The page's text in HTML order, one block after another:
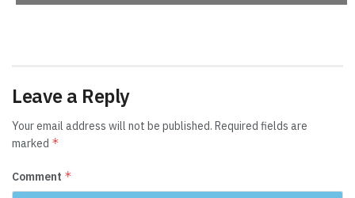
Leave a Reply
Your email address will not be published. Required fields are
marked *
Comment *